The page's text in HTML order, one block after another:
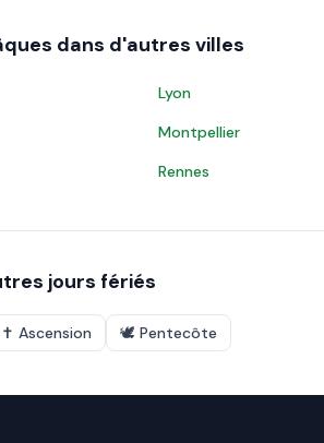
dans d'autres villes
Lyon
Montpellier
Rennes
jours fériés
✝️ Ascension 🕊️ Pentecôte